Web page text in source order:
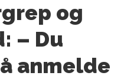
og
– Du
anmelde